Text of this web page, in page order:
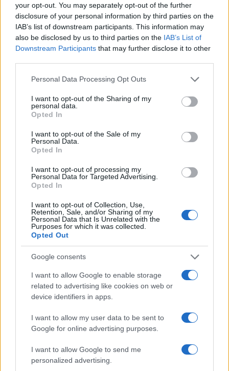
your opt-out. You may separately opt-out of the further
disclosure of your personal information by third parties on the
IAB’s list of downstream participants. This information may
also be disclosed by us to third parties on the IAB’s List of
Downstream Participants that may further disclose it to other
Please note that this website/app uses one or more Google
not limited to your visit or usage behaviour. You may click to
grant or deny consent to Google and its third-party tags to
use your data for below specified purposes in below Google
consent section.
Personal Data Processing Opt Outs
I want to opt-out of the Sharing of my
personal data.
Opted In
I want to opt-out of the Sale of my
Personal Data.
Opted In
I want to opt-out of processing my
Personal Data for Targeted Advertising.
Opted In
I want to opt-out of Collection, Use,
Retention, Sale, and/or Sharing of my
Personal Data that Is Unrelated with the
Purposes for which it was collected.
Opted Out
Google consents
I want to allow Google to enable storage
related to advertising like cookies on web or
device identifiers in apps.
I want to allow my user data to be sent to
Google for online advertising purposes.
I want to allow Google to send me
personalized advertising.
Continua a leggere